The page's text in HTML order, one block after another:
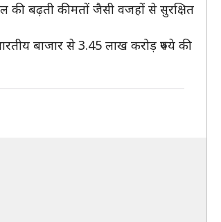
की बढ़ती कीमतों जैसी वजहों से सुरक्षित
बाजार से 3.45 लाख करोड़ रुपये की